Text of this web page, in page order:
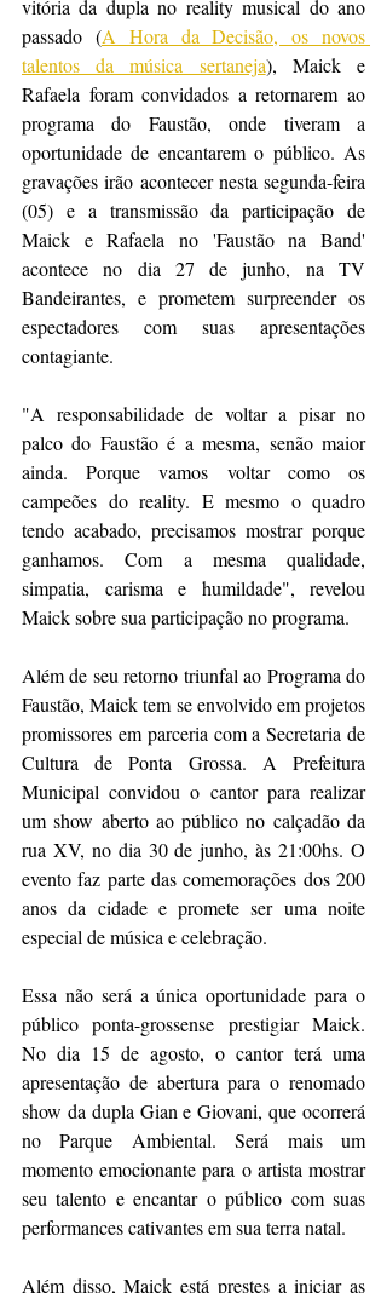
vitória da dupla no reality musical do ano
passado (A Hora da Decisão, os novos
talentos da música sertaneja), Maick e
Rafaela foram convidados a retornarem ao
programa do Faustão, onde tiveram a
oportunidade de encantarem o público. As
gravações irão acontecer nesta segunda-feira
(05) e a transmissão da participação de
Maick e Rafaela no 'Faustão na Band'
acontece no dia 27 de junho, na TV
Bandeirantes, e prometem surpreender os
espectadores com suas apresentações
contagiante.
"A responsabilidade de voltar a pisar no
palco do Faustão é a mesma, senão maior
ainda. Porque vamos voltar como os
campeões do reality. E mesmo o quadro
tendo acabado, precisamos mostrar porque
ganhamos. Com a mesma qualidade,
simpatia, carisma e humildade", revelou
Maick sobre sua participação no programa.
Além de seu retorno triunfal ao Programa do
Faustão, Maick tem se envolvido em projetos
promissores em parceria com a Secretaria de
Cultura de Ponta Grossa. A Prefeitura
Municipal convidou o cantor para realizar
um show aberto ao público no calçadão da
rua XV, no dia 30 de junho, às 21:00hs. O
evento faz parte das comemorações dos 200
anos da cidade e promete ser uma noite
especial de música e celebração.
Essa não será a única oportunidade para o
público ponta-grossense prestigiar Maick.
No dia 15 de agosto, o cantor terá uma
apresentação de abertura para o renomado
show da dupla Gian e Giovani, que ocorrerá
no Parque Ambiental. Será mais um
momento emocionante para o artista mostrar
seu talento e encantar o público com suas
performances cativantes em sua terra natal.
Além disso, Maick está prestes a iniciar as